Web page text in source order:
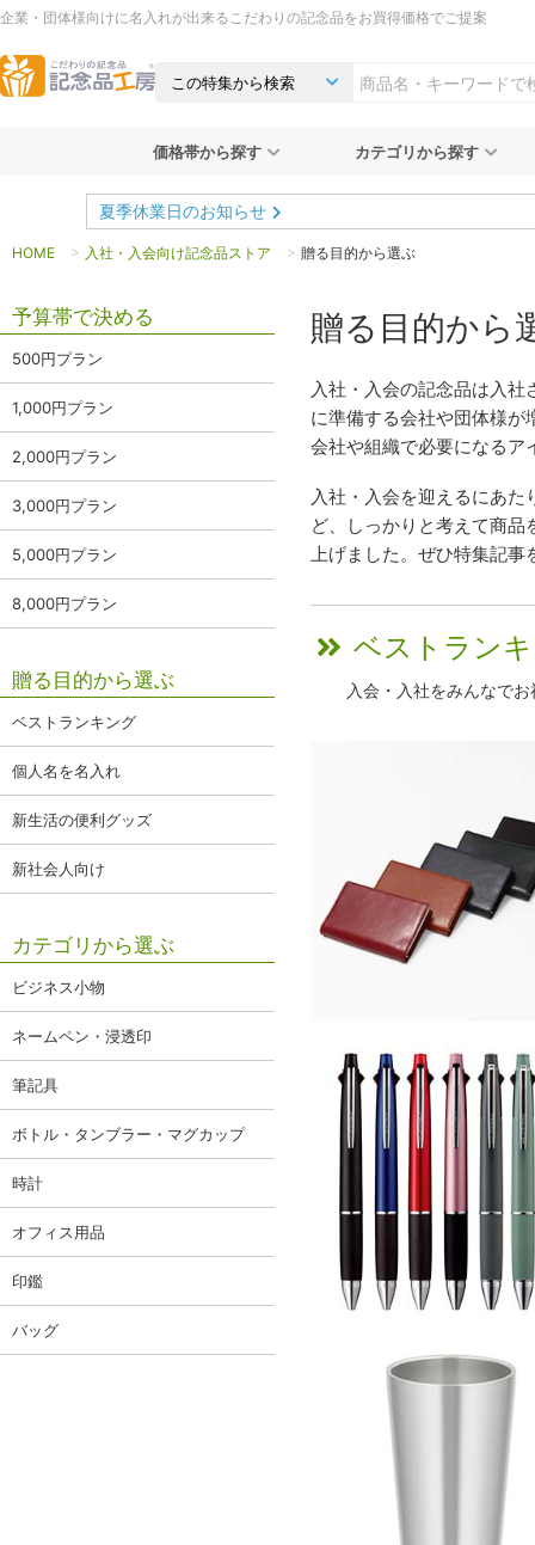
企業・団体様向けに名入れが出来るこだわりの記念品をお買得価格でご提案
価格帯から探す カテゴリから探す
夏季休業日のお知らせ
HOME 入社・入会向け記念品ストア 贈る目的から選ぶ
贈る目的から
入社・入会の記念品は入
に準備する会社や団体様が
会社や組織で必要になるア
入社・入会を迎えるにあ
ど、しっかりと考えて商
上げました。ぜひ特集記事
ベストラン
入会・入社をみんなで
予算帯で決める
500円プラン
1,000円プラン
2,000円プラン
3,000円プラン
5,000円プラン
8,000円プラン
贈る目的から選ぶ
ベストランキング
個人名を名入れ
新生活の便利グッズ
新社会人向け
カテゴリから選ぶ
ビジネス小物
ネームペン・浸透印
筆記具
ボトル・タンブラー・マグカップ
時計
オフィス用品
印鑑
バッグ